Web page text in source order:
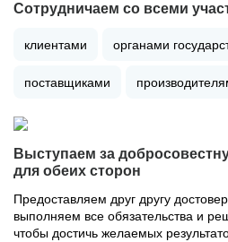
Сотрудничаем со всеми
клиентами органами
поставщиками
Выступаем за
для обеих сторон
Предоставляем друг другу
выполняем все обязательства и
чтобы достичь желаемых